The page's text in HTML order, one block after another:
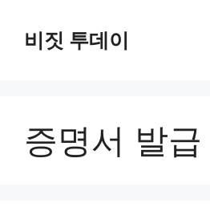
비짓 투데이
증명서 발급